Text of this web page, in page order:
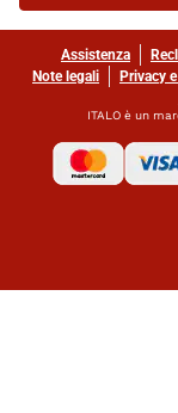
Assistenza
Note legali
Privacy
ITALO è un